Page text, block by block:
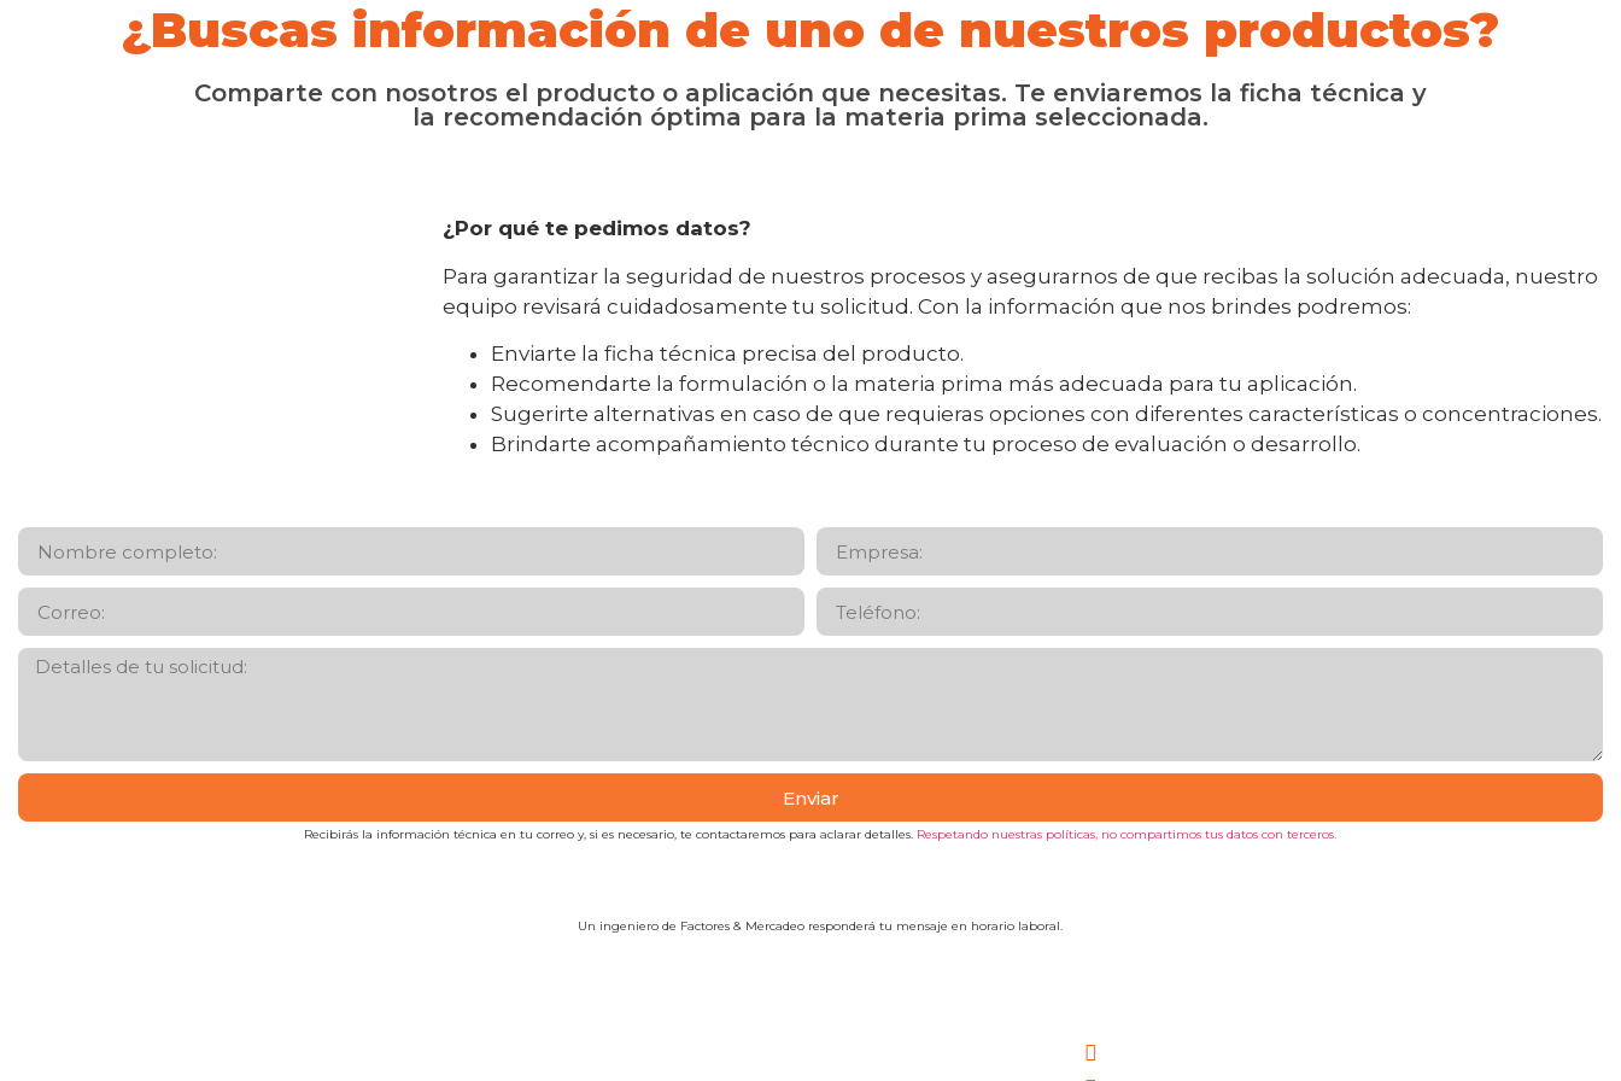
¿Buscas información de uno de nuestros productos?
Comparte con nosotros el producto o aplicación que necesitas. Te enviaremos la ficha técnica y
la recomendación óptima para la materia prima seleccionada.
¿Por qué te pedimos datos?
Para garantizar la seguridad de nuestros procesos y asegurarnos de que recibas la solución adecuada, nuestro
equipo revisará cuidadosamente tu solicitud. Con la información que nos brindes podremos:
Enviarte la ficha técnica precisa del producto.
Recomendarte la formulación o la materia prima más adecuada para tu aplicación.
Sugerirte alternativas en caso de que requieras opciones con diferentes características o concentraciones.
Brindarte acompañamiento técnico durante tu proceso de evaluación o desarrollo.
Enviar
Recibirás la información técnica en tu correo y, si es necesario, te contactaremos para aclarar detalles. Respetando nuestras políticas, no compartimos tus datos con terceros.
Un ingeniero de Factores & Mercadeo responderá tu mensaje en horario laboral.